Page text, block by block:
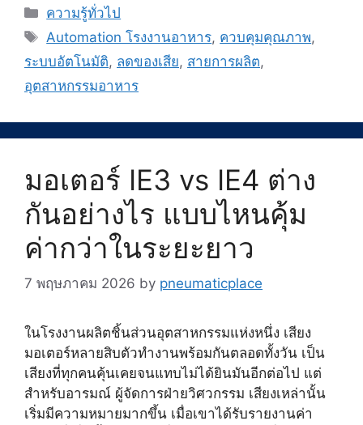
Categories
ความรู้ทั่วไป
Tags
Automation โรงงานอาหาร, ควบคุมคุณภาพ,
ระบบอัตโนมัติ, ลดของเสีย, สายการผลิต,
อุตสาหกรรมอาหาร
มอเตอร์ IE3 vs IE4 ต่าง
กันอย่างไร แบบไหนคุ้ม
ค่ากว่าในระยะยาว
7 พฤษภาคม 2026 by pneumaticplace
ในโรงงานผลิตชิ้นส่วนอุตสาหกรรมแห่งหนึ่ง เสียง
มอเตอร์หลายสิบตัวทำงานพร้อมกันตลอดทั้งวัน เป็น
เสียงที่ทุกคนคุ้นเคยจนแทบไม่ได้ยินมันอีกต่อไป แต่
สำหรับอารมณ์ ผู้จัดการฝ่ายวิศวกรรม เสียงเหล่านั้น
เริ่มมีความหมายมากขึ้น เมื่อเขาได้รับรายงานค่า